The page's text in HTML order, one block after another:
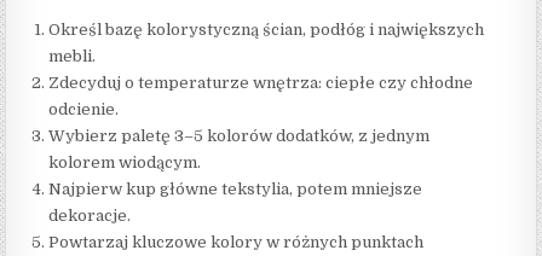
Określ bazę kolorystyczną ścian, podłóg i największych
mebli.
Zdecyduj o temperaturze wnętrza: ciepłe czy chłodne
odcienie.
Wybierz paletę 3–5 kolorów dodatków, z jednym
kolorem wiodącym.
Najpierw kup główne tekstylia, potem mniejsze
dekoracje.
Powtarzaj kluczowe kolory w różnych punktach